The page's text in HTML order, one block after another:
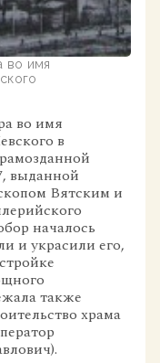
во имя
во имя
в
выданной
Вятским и
началось
и украсили его,
также
храма